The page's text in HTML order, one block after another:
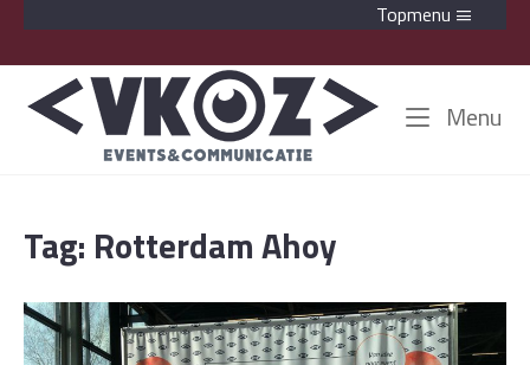
inhoud
Topmenu
Home
Menu
Tag: Rotterdam Ahoy